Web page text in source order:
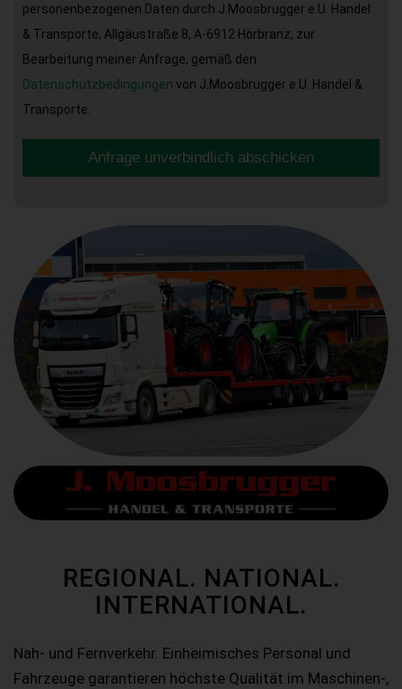
personenbezogenen Daten durch J.Moosbrugger e.U. Handel
& Transporte, Allgäustraße 8, A-6912 Hörbranz, zur
Bearbeitung meiner Anfrage, gemäß den
Datenschutzbedingungen von J.Moosbrugger e.U. Handel &
Transporte.
Anfrage unverbindlich abschicken
REGIONAL. NATIONAL.
INTERNATIONAL.
Nah- und Fernverkehr. Einheimisches Personal und
Fahrzeuge garantieren höchste Qualität im Maschinen-,